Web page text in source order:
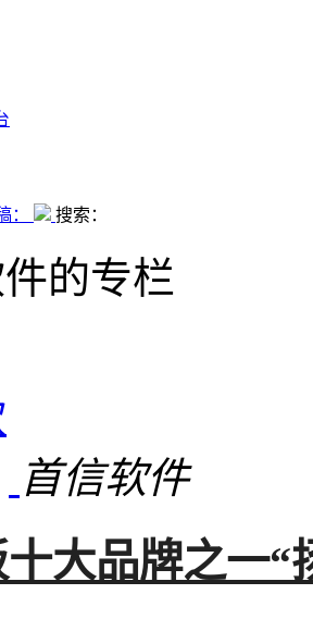
： 搜索：
的专栏
首信软件
十大品牌之一